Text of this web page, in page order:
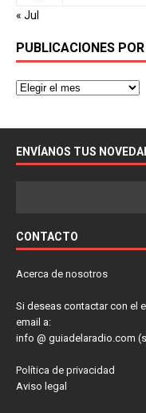
« Jul
PUBLICACIONES
ENVÍANOS TUS
CONTACTO
Acerca de nosotros
Si deseas contactar con el
email a:
info @ guiadelaradio.com
Política de privacidad
Aviso legal